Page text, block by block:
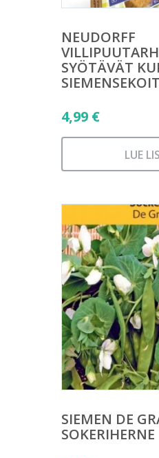
NEUDORFF
SYÖTÄVÄT
4,99 €
LUE
SIEMEN DE
SOKERIHERNE